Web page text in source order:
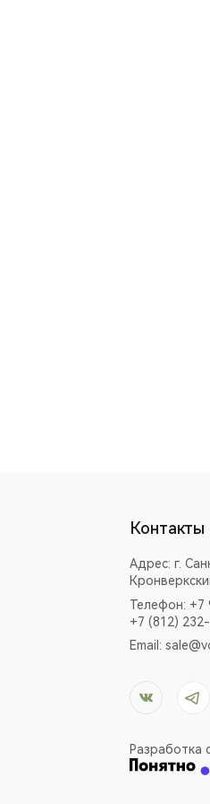
Контакты
Адрес:г.
Телефон: +7
+7 (812)
Email:
Разработка